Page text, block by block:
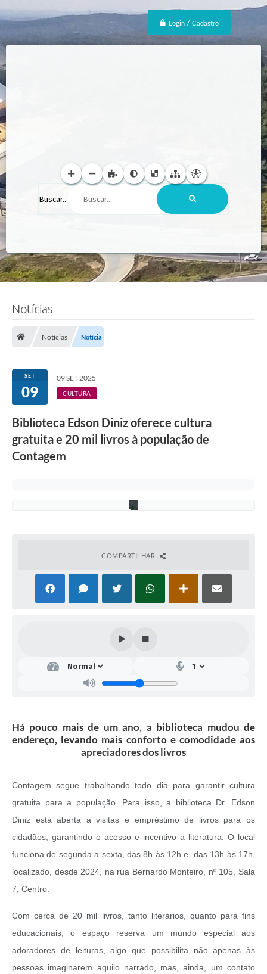
Login / Cadastro
Buscar...
Notícias
Notícias Notícia
SET
09
09 SET 2025
CULTURA
Biblioteca Edson Diniz oferece cultura
gratuita e 20 mil livros à população de
Contagem
R
a
m
o
COMPARTILHAR
Há pouco mais de um ano, a biblioteca mudou de
endereço, levando mais conforto e comodidade aos
apreciadores dos livros
Contagem segue trabalhando todo dia para garantir cultura
gratuita para a população. Para isso, a biblioteca Dr. Edson
Diniz está aberta a visitas e empréstimo de livros para os
cidadãos, garantindo o acesso e incentivo a literatura. O local
funciona de segunda a sexta, das 8h às 12h e, das 13h às 17h,
localizado, desde 2024, na rua Bernardo Monteiro, nº 105, Sala
7, Centro.
Com cerca de 20 mil livros, tanto literários, quanto para fins
educacionais, o espaço reserva um mundo especial aos
adoradores de leituras, algo que possibilita não apenas às
pessoas imaginarem aquilo narrado, mas, ainda, um contato